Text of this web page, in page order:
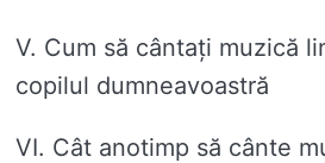
V. Cum să cântați muzică
copilul dumneavoastră
VI. Cât anotimp să cânte